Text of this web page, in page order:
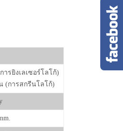
รยิงเลเซอร์โลโก้)
(การสกรีนโลโก้)